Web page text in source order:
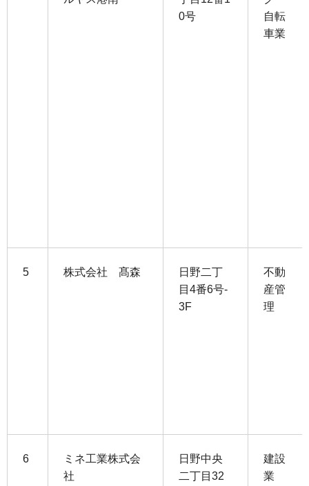
0号
自転
車業
5 株式会社 髙森
日野二丁
目4番6号-
3F
不動
産管
理
6
ミネ工業株式会
社
日野中央
二丁目32
建設
業